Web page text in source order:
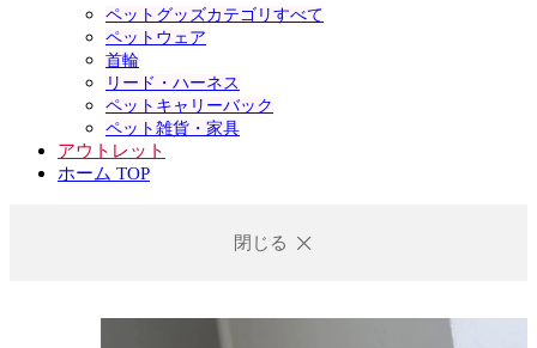
ペットグッズカテゴリすべて
ペットウェア
首輪
リード・ハーネス
ペットキャリーバック
ペット雑貨・家具
アウトレット
ホーム TOP
閉じる